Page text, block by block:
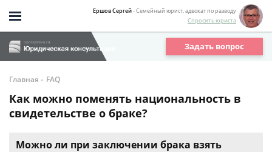
Ершов Сергей- Семейный юрист, адвокат по разводу
Спросить юриста
Задать вопрос
Главная - FAQ
Как можно поменять национальность в
свидетельстве о браке?
Можно ли при заключении брака взять